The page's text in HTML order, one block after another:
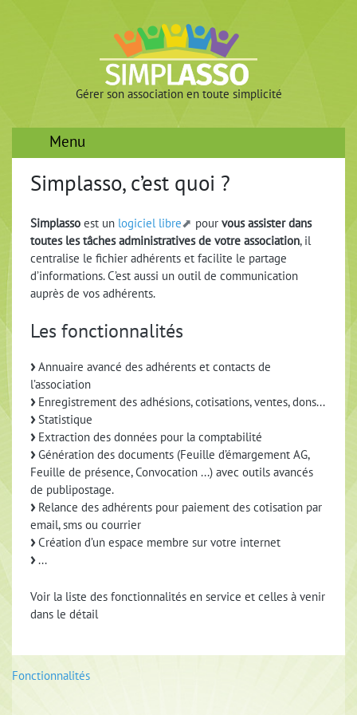
Gérer son association en toute simplicité
Menu
Simplasso, c’est quoi ?
Simplassoest un logiciel libre pour vous assister dans
toutes les tâches administratives de votre association, il
centralise le fichier adhérents et facilite le partage
d’informations. C’est aussi un outil de communication
auprès de vos adhérents.
Les fonctionnalités
Annuaire avancé des adhérents et contacts de
l’association
Enregistrement des adhésions, cotisations, ventes, dons...
Statistique
Extraction des données pour la comptabilité
Génération des documents (Feuille d’émargement AG,
Feuille de présence, Convocation ...) avec outils avancés
de publipostage.
Relance des adhérents pour paiement des cotisation par
email, sms ou courrier
Création d’un espace membre sur votre internet
...
Voir la liste des fonctionnalités en service et celles à venir
dans le détail
Fonctionnalités